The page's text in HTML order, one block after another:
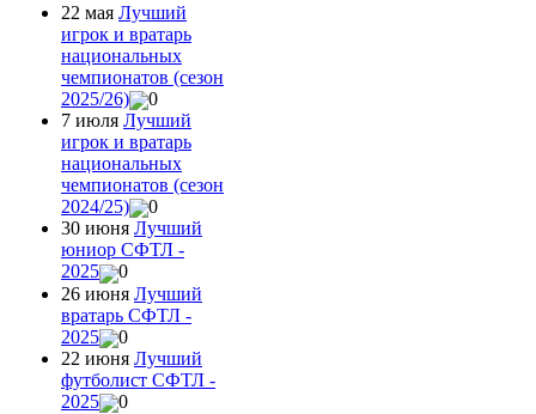
22 мая Лучший
игрок и вратарь
национальных
чемпионатов (сезон
2025/26)
0
7 июля Лучший
игрок и вратарь
национальных
чемпионатов (сезон
2024/25)
0
30 июня Лучший
юниор СФТЛ -
2025
0
26 июня Лучший
вратарь СФТЛ -
2025
0
22 июня Лучший
футболист СФТЛ -
2025
0